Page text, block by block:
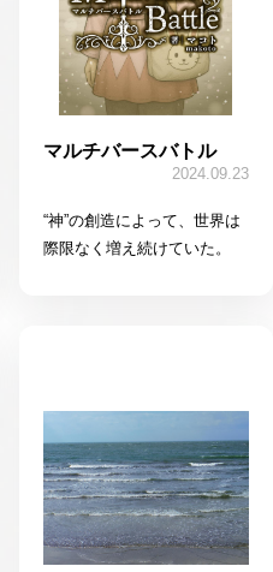
マルチバースバトル
2024.09.23
“神”の創造によって、世界は
際限なく増え続けていた。